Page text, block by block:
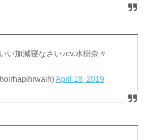
い加減寝なさい♪cv.水樹奈々
April 18, 2019